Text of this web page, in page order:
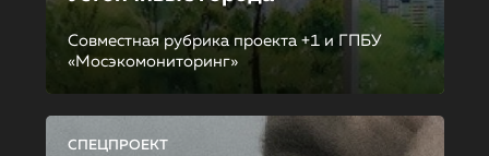
Совместная рубрика проекта +1 и ГПБУ
«Мосэкомониторинг»
СПЕЦПРОЕКТ